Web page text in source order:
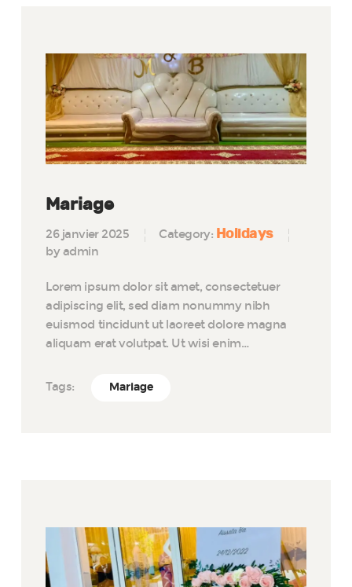
Mariage
26 janvier 2025 Category: Holidays
by admin
Lorem ipsum dolor sit amet, consectetuer
adipiscing elit, sed diam nonummy nibh
euismod tincidunt ut laoreet dolore magna
aliquam erat volutpat. Ut wisi enim…
Tags: Mariage